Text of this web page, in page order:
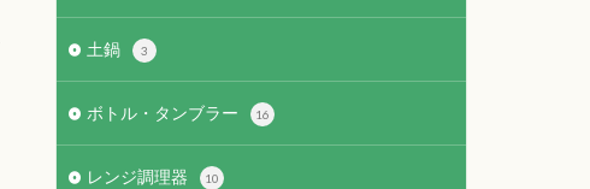
土鍋 3
ボトル・タンブラー 16
レンジ調理器 10